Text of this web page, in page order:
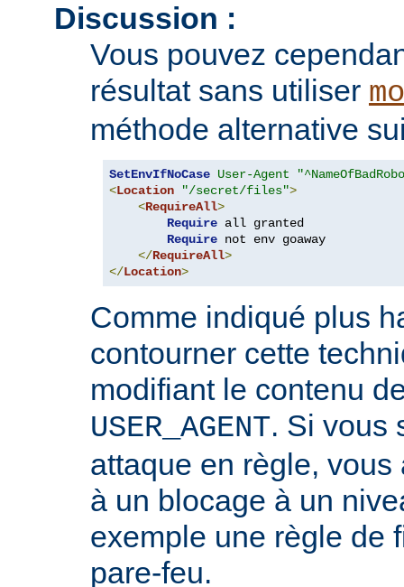
Discussion :
Vous pouvez
résultat sans utiliser
méthode alternative
SetEnvIfNoCase User-Agent
<Location "/secret/files">
<RequireAll>
Require all granted
Require not env goaway
</RequireAll>
</Location>
Comme indiqué plus
contourner cette
modifiant le contenu
USER_AGENT. Si vous
attaque en règle,
à un blocage à un
exemple une règle de
pare-feu.